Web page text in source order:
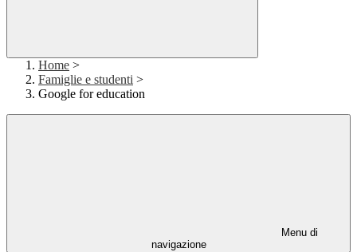
Home >
Famiglie e studenti >
Google for education
Menu di
navigazione